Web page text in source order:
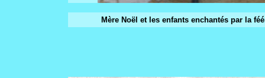
Mère Noël et les enfants enchantés par la